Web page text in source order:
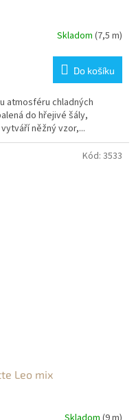
Skladom (7,5 m)
Do košíku
atmosféru chladných
do hřejivé šály,
něžný vzor,...
Leo mix
Kód: 3533